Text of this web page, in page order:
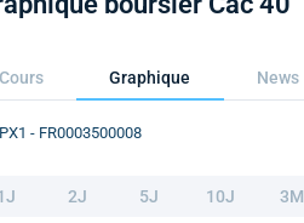
Cours Graphique News
PX1 - FR0003500008
2J 5J 10J 3M